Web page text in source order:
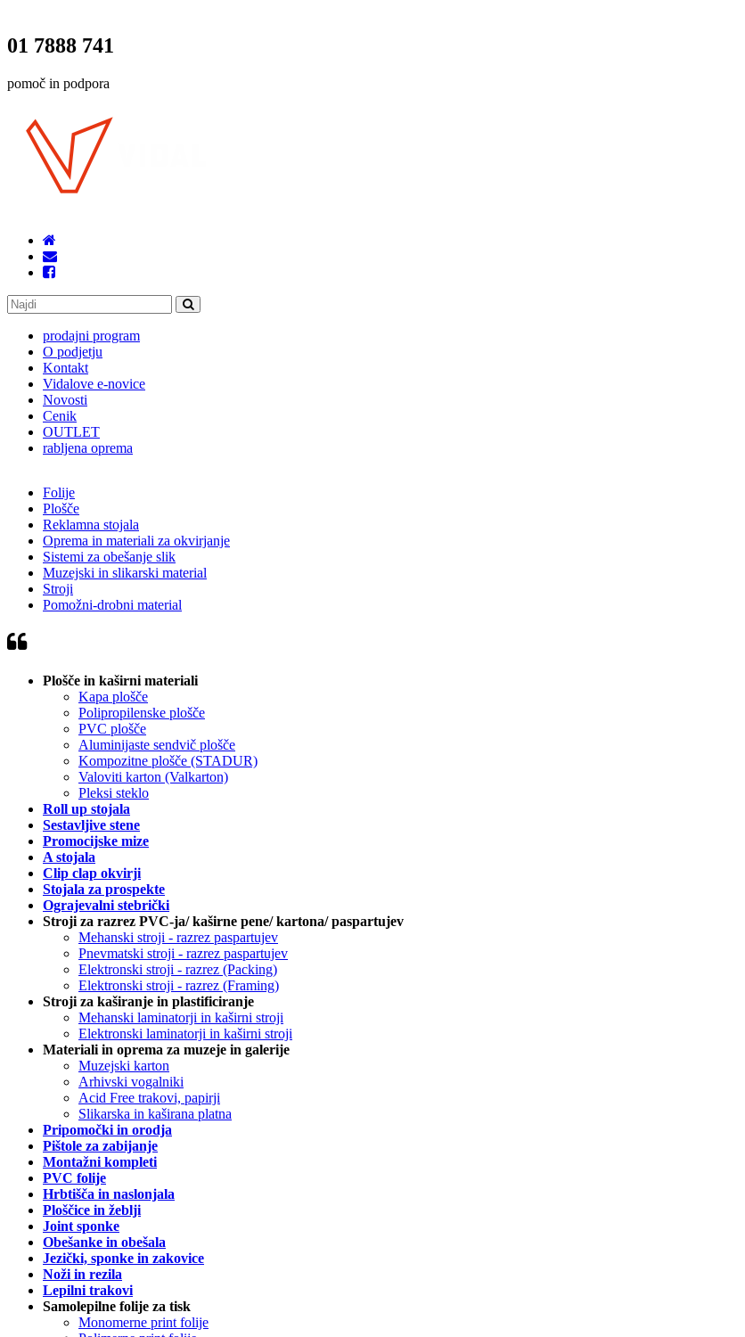
01 7888 741
pomoč in podpora
prodajni program
O podjetju
Kontakt
Vidalove e-novice
Novosti
Cenik
OUTLET
rabljena oprema
Folije
Plošče
Reklamna stojala
Oprema in materiali za okvirjanje
Sistemi za obešanje slik
Muzejski in slikarski material
Stroji
Pomožni-drobni material
Plošče in kaširni materiali
Kapa plošče
Polipropilenske plošče
PVC plošče
Aluminijaste sendvič plošče
Kompozitne plošče (STADUR)
Valoviti karton (Valkarton)
Pleksi steklo
Roll up stojala
Sestavljive stene
Promocijske mize
A stojala
Clip clap okvirji
Stojala za prospekte
Ograjevalni stebrički
Stroji za razrez PVC-ja/ kaširne pene/ kartona/ paspartujev
Mehanski stroji - razrez paspartujev
Pnevmatski stroji - razrez paspartujev
Elektronski stroji - razrez (Packing)
Elektronski stroji - razrez (Framing)
Stroji za kaširanje in plastificiranje
Mehanski laminatorji in kaširni stroji
Elektronski laminatorji in kaširni stroji
Materiali in oprema za muzeje in galerije
Muzejski karton
Arhivski vogalniki
Acid Free trakovi, papirji
Slikarska in kaširana platna
Pripomočki in orodja
Pištole za zabijanje
Montažni kompleti
PVC folije
Hrbtišča in naslonjala
Ploščice in žeblji
Joint sponke
Obešanke in obešala
Jezički, sponke in zakovice
Noži in rezila
Lepilni trakovi
Samolepilne folije za tisk
Monomerne print folije